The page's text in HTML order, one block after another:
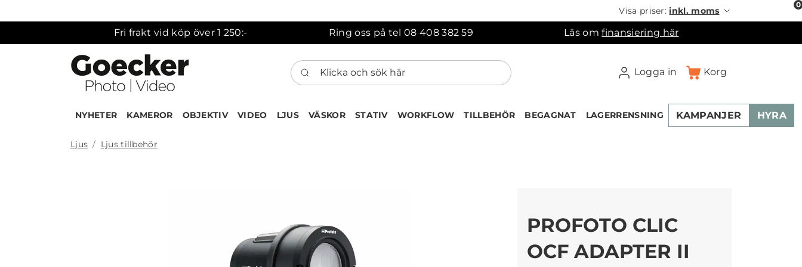
Visa priser:inkl. moms
Fri frakt vid köp över 1 250:- Ring oss på tel 08 408 382 59 Läs omfinansiering här
Klicka och sök här
Logga in Korg
0
NYHETER KAMEROR OBJEKTIV VIDEO LJUS VÄSKOR STATIV WORKFLOW TILLBEHÖR BEGAGNAT LAGERRENSNING KAMPANJER HYRA
Ljus Ljus tillbehör
Köps ofta tillsammans med
PROFOTO CLIC
OCF ADAPTER II